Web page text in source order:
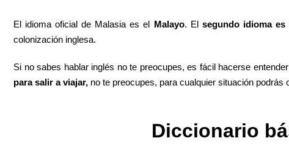
El idioma oficial de Malasia es el Malayo. El segundo idioma es
colonización inglesa.
Si no sabes hablar inglés no te preocupes, es fácil hacerse
para salir a viajar, no te preocupes, para cualquier situación
Diccionario